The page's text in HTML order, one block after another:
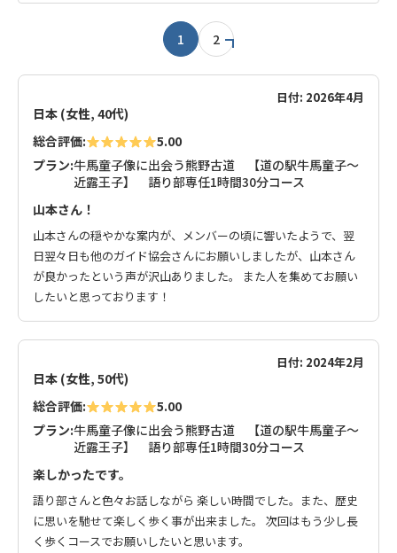
1 2
日付: 2026年4月
日本 (女性, 40代)
総合評価:
5.00
プラン:牛馬童子像に出会う熊野古道 【道の駅牛馬童子～
近露王子】 語り部専任1時間30分コース
山本さん！
山本さんの穏やかな案内が、メンバーの頃に響いたようで、翌
日翌々日も他のガイド協会さんにお願いしましたが、山本さん
が良かったという声が沢山ありました。 また人を集めてお願い
したいと思っております！
日付: 2024年2月
日本 (女性, 50代)
総合評価:
5.00
プラン:牛馬童子像に出会う熊野古道 【道の駅牛馬童子～
近露王子】 語り部専任1時間30分コース
楽しかったです。
語り部さんと色々お話しながら 楽しい時間でした。また、歴史
に思いを馳せて楽しく歩く事が出来ました。 次回はもう少し長
く歩くコースでお願いしたいと思います。